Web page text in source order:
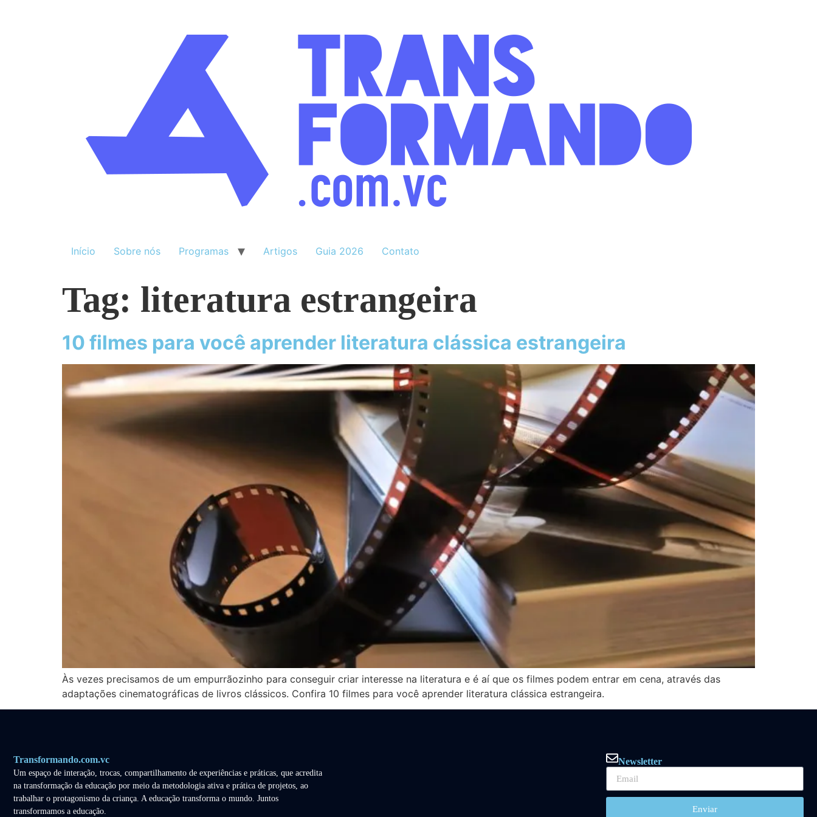
Início Sobre nós Programas Artigos Guia 2026 Contato
Tag: literatura estrangeira
10 filmes para você aprender literatura clássica estrangeira
Às vezes precisamos de um empurrãozinho para conseguir criar interesse na literatura e é aí que os filmes podem entrar em cena, através das
adaptações cinematográficas de livros clássicos. Confira 10 filmes para você aprender literatura clássica estrangeira.
Transformando.com.vc
Um espaço de interação, trocas, compartilhamento de experiências e práticas, que acredita
na transformação da educação por meio da metodologia ativa e prática de projetos, ao
trabalhar o protagonismo da criança. A educação transforma o mundo. Juntos
transformamos a educação.
Newsletter
Enviar